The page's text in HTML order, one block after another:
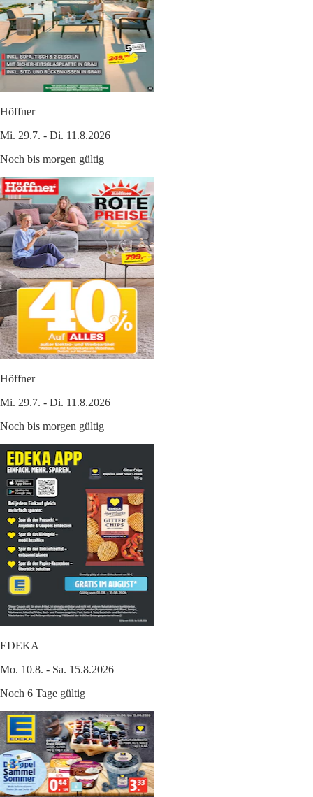
Höffner
Mi. 29.7. - Di. 11.8.2026
Noch bis morgen gültig
Höffner
Mi. 29.7. - Di. 11.8.2026
Noch bis morgen gültig
EDEKA
Mo. 10.8. - Sa. 15.8.2026
Noch 6 Tage gültig